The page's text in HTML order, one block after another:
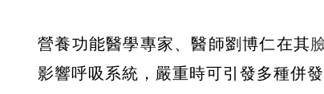
營養功能醫學專家、醫師劉博仁在其
影響呼吸系統，嚴重時可引發多種併發